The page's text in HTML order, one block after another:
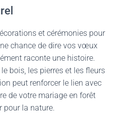
et cérémonies pour
chance de dire vos vœux
raconte une histoire.
bois, les pierres et les fleurs
peut renforcer le lien avec
de votre mariage en forêt
pour la nature.